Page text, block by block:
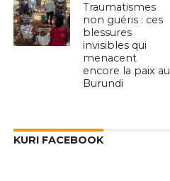
Traumatismes
non guéris : ces
blessures
invisibles qui
menacent
encore la paix au
Burundi
KURI FACEBOOK